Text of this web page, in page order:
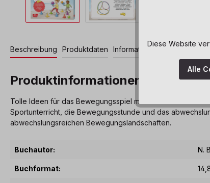
Beschreibung Produktdaten Informationen und Hinweise
Produktinformationen "30
Tolle Ideen für das Bewegungsspiel mit Kindern-
Sportunterricht, die Bewegungsstunde und das
abwechslungsreichen Bewegungslandschaften.
Buchautor: N.
Buchformat:
Diese Website
Alle